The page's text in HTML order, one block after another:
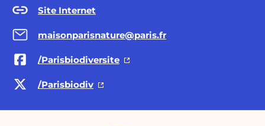
Site Internet
maisonparisnature@paris.fr
/Parisbiodiversite
/Parisbiodiv